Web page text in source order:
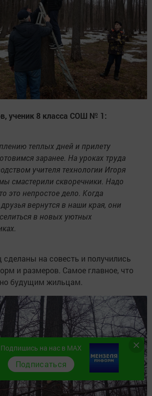
ученик 8 класса СОШ № 1:
теплых дней и прилету
заранее. На уроках труда
учителя технологии Игоря
смастерили скворечники. Надо
это непростое дело. Когда
вернутся в наши края, они
в новых уютных
на совесть и получились
и размеров. Самое главное, что
будущим жильцам.
Подпишись на нас в MAX
Подписаться